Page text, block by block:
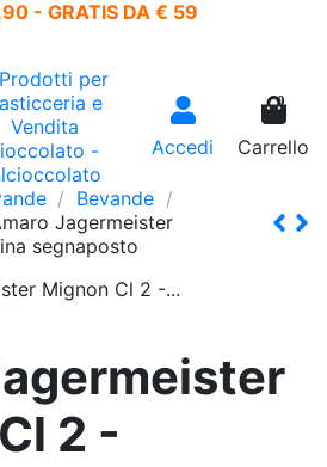
- GRATIS DA € 59
Accedi
0
Carrello
Bevande
Jagermeister
segnaposto
2 -